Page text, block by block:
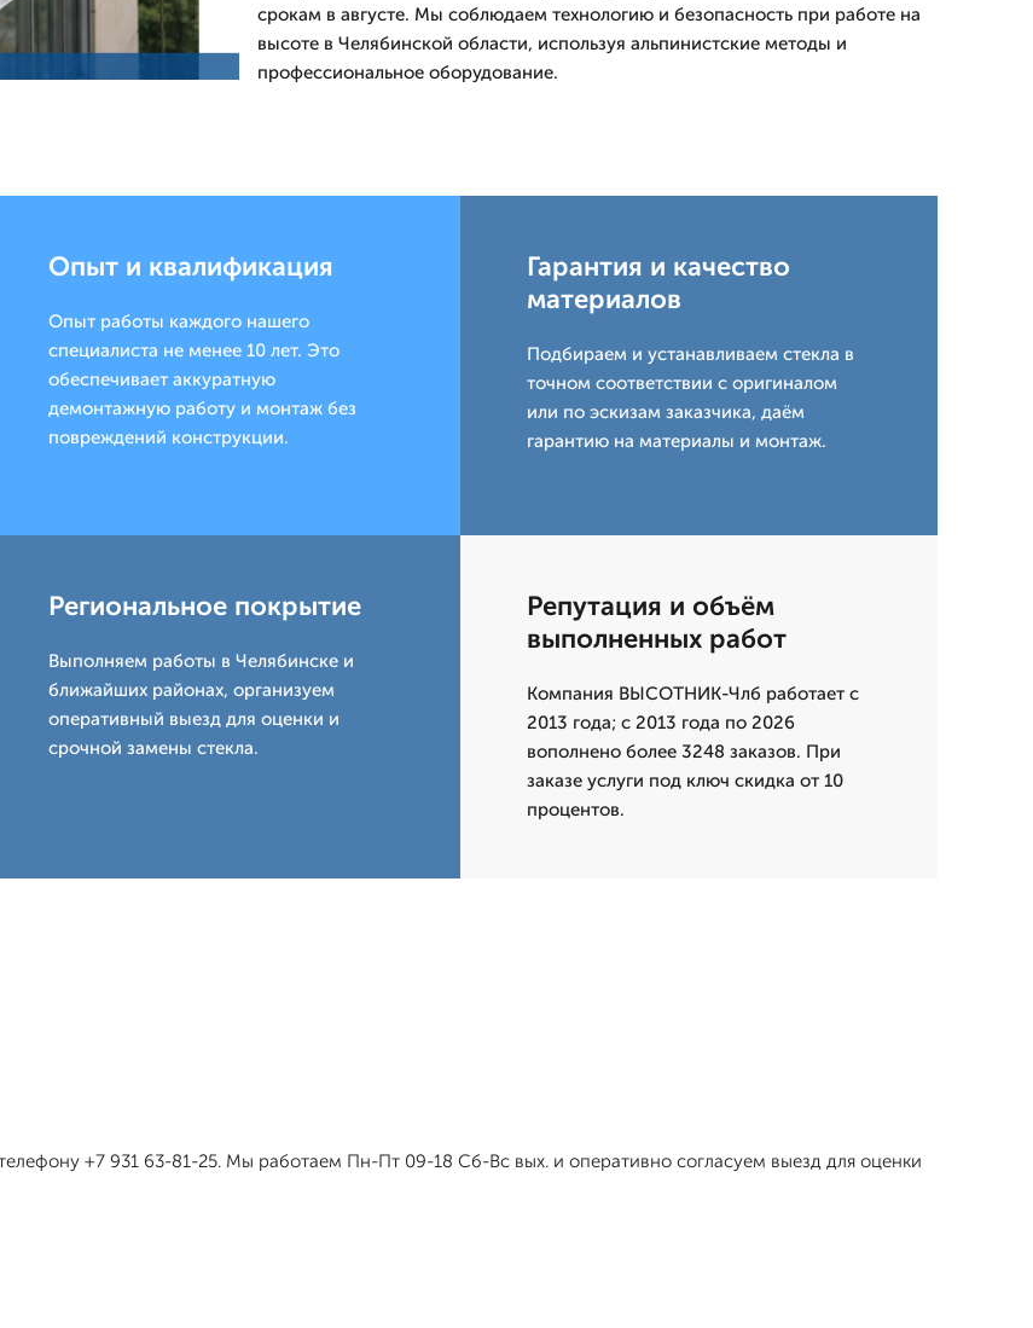
срокам в августе. Мы соблюдаем технологию и безопасность при работе на
высоте в Челябинской области, используя альпинистские методы и
профессиональное оборудование.
Опыт и квалификация
Опыт работы каждого нашего
специалиста не менее 10 лет. Это
обеспечивает аккуратную
демонтажную работу и монтаж без
повреждений конструкции.
Гарантия и качество
материалов
Подбираем и устанавливаем стекла в
точном соответствии с оригиналом
или по эскизам заказчика, даём
гарантию на материалы и монтаж.
Региональное покрытие
Выполняем работы в Челябинске и
ближайших районах, организуем
оперативный выезд для оценки и
срочной замены стекла.
Репутация и объём
выполненных работ
Компания ВЫСОТНИК-Члб работает с
2013 года; с 2013 года по 2026
вополнено более 3248 заказов. При
заказе услуги под ключ скидка от 10
процентов.
+7 931 63-81-25. Мы работаем Пн-Пт 09-18 Сб-Вс вых. и оперативно согласуем выезд для оценки